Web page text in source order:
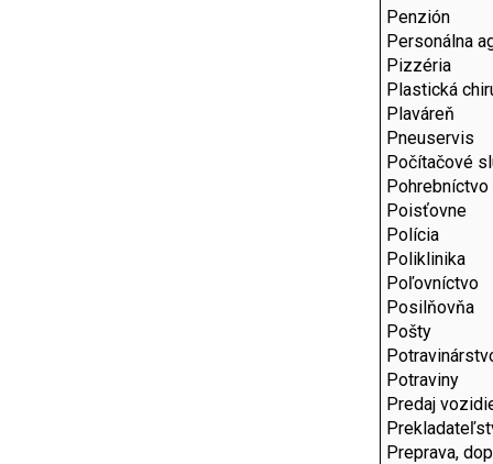
Penzión
Personálna
Pizzéria
Plastická
Plaváreň
Pneuservis
Počítačové
Pohrebníctvo
Poisťovne
Polícia
Poliklinika
Poľovníctvo
Posilňovňa
Pošty
Potraviny
Predaj
Preprava,